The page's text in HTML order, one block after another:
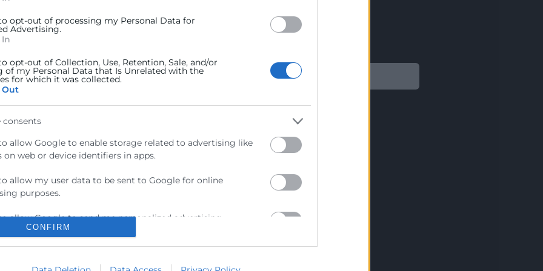
opt-out of processing my Personal Data for
Advertising.
opt-out of Collection, Use, Retention, Sale, and/or
of my Personal Data that Is Unrelated with the
for which it was collected.
consents
allow Google to enable storage related to advertising like
on web or device identifiers in apps.
allow my user data to be sent to Google for online
purposes.
allow Google to send me personalized advertising.
allow Google to enable storage related to analytics like
CONFIRM
Contacto
València
Tlf. 963 103 900
Tlf. 961 366 080
Aviso legal
Política de privacidad
Política de Cookies